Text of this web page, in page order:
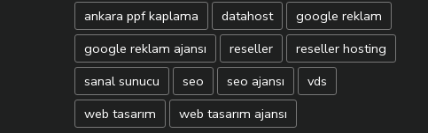
ankara ppf kaplama datahost
google reklam
google reklam ajansı
reseller
reseller hosting
sanal sunucu
seo seo ajansı
vds
web tasarım
web tasarım ajansı